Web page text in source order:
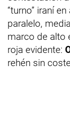
“turno” iraní
paralelo,
marco de alto
roja evidente:
rehén sin